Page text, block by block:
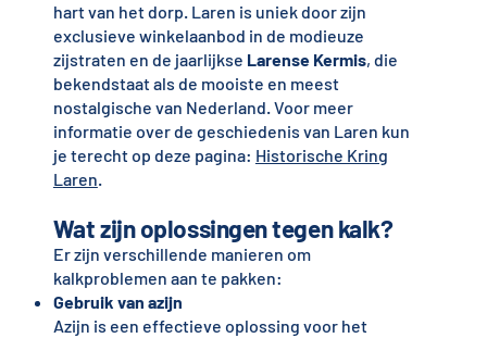
hart van het dorp. Laren is uniek door zijn
exclusieve winkelaanbod in de modieuze
zijstraten en de jaarlijkse Larense Kermis, die
bekendstaat als de mooiste en meest
nostalgische van Nederland. Voor meer
informatie over de geschiedenis van Laren kun
je terecht op deze pagina: Historische Kring
Laren.
Wat zijn oplossingen tegen kalk?
Er zijn verschillende manieren om
kalkproblemen aan te pakken:
Gebruik van azijn
Azijn is een effectieve oplossing voor het